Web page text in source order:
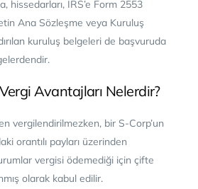
hissedarları, IRS’e Form 2553
Ana Sözleşme veya Kuruluş
kuruluş belgeleri de başvuruda
Avantajları Nelerdir?
vergilendirilmezken, bir S-Corp’un
orantılı payları üzerinden
vergisi ödemediği için çifte
olarak kabul edilir.